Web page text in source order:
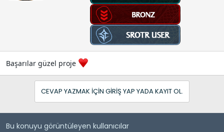
Başarılar güzel proje
CEVAP YAZMAK IÇIN GIRIŞ YAP YADA KAYIT OL.
Bu konuyu görüntüleyen kullanıcılar